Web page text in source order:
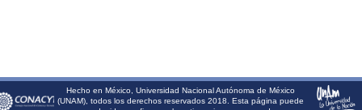
Hecho en México, Universidad Nacional Autónoma de México
(UNAM), todos los derechos reservados 2018. Esta página puede